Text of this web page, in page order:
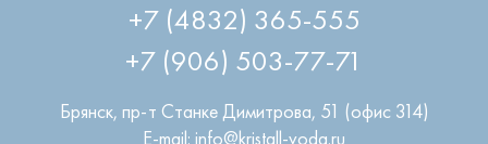
+7 (4832) 365-555
+7 (906) 503-77-71
Брянск
пр-т Станке Димитрова, 51 (офис 314)
E-mail: info@kristall-voda.ru